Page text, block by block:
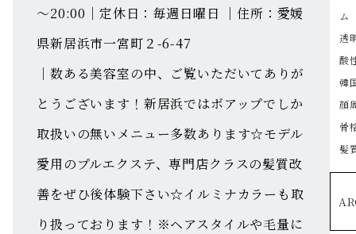
～20:00｜定休日：毎週日曜日 ｜住所：愛媛
県新居浜市一宮町２-6-47
｜数ある美容室の中、ご覧いただいてありが
とうございます！新居浜ではボアップでしか
取扱いの無いメニュー多数あります☆モデル
愛用のプルエクステ、専門店クラスの髪質改
善をぜひ後体験下さい☆イルミナカラーも取
り扱っております！※ヘアスタイルや毛量に
ム
透
酸
韓
顔
骨
髪